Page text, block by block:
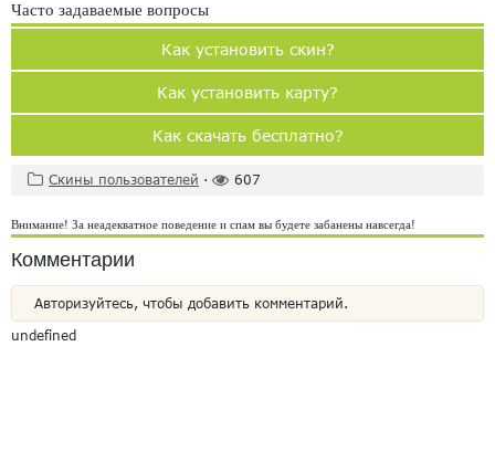
Часто задаваемые вопросы
Как установить скин?
Как установить карту?
Как скачать бесплатно?
Скины пользователей · 607
Внимание! За неадекватное поведение и спам вы будете забанены навсегда!
Комментарии
Авторизуйтесь, чтобы добавить комментарий.
undefined